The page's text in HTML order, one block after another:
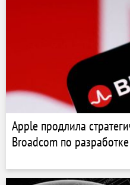
Apple продлила
Broadcom по